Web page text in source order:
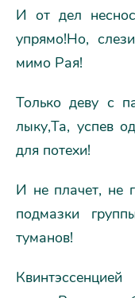
И от дел
упрямо!Но,
мимо Рая!
Только деву с
лыку,Та, успев
для потехи!
И не плачет, не
подмазки
туманов!